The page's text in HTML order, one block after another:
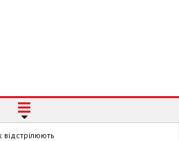
відстрілюють